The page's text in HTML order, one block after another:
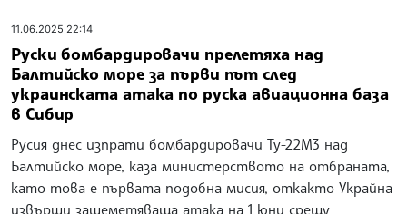
11.06.2025 22:14
Руски бомбардировачи прелетяха над
Балтийско море за първи път след
украинската атака по руска авиационна база
в Сибир
Русия днес изпрати бомбардировачи Ту-22М3 над
Балтийско море, каза министерството на отбраната,
като това е първата подобна мисия, откакто Украйна
извърши зашеметяваща атака на 1 юни срещу